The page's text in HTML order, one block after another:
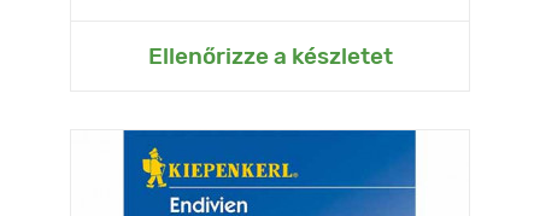
Ellenőrizze a készletet